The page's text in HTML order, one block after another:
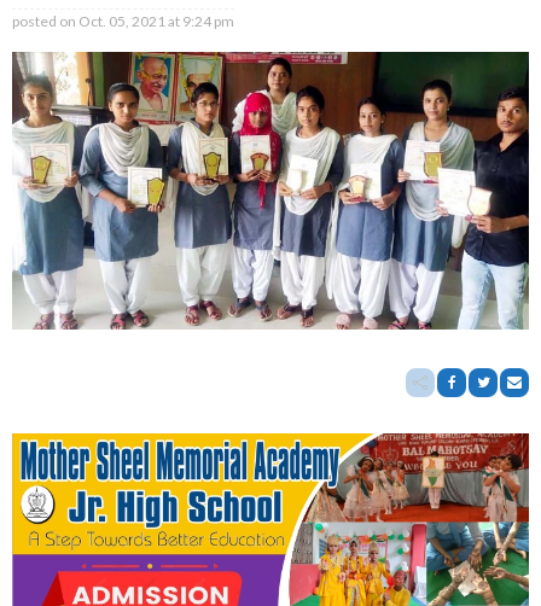
posted on Oct. 05, 2021 at 9:24 pm